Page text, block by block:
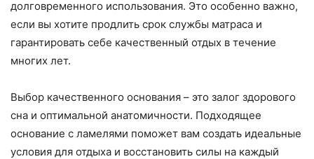
долговременного использования. Это особенно важно,
если вы хотите продлить срок службы матраса и
гарантировать себе качественный отдых в течение
многих лет.
Выбор качественного основания – это залог здорового
сна и оптимальной анатомичности. Подходящее
основание с ламелями поможет вам создать идеальные
условия для отдыха и восстановить силы на каждый